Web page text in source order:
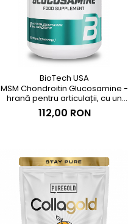
BioTech USA
MSM Chondroitin Glucosamine -
hrană pentru articulații, cu un
raport echilibrat de
condroitină și MSM
112,00 RON